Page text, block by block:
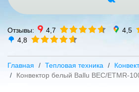
Отзывы: 4,7
4,5
4,8
Главная Тепловая техника
Конвектор белый Ballu BEC/ETMR-